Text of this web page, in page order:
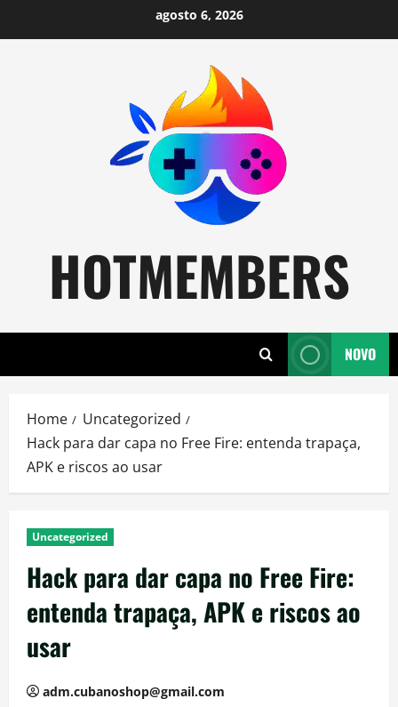
to
agosto 6, 2026
HOTMEMBERS
NOVO
Home
Uncategorized
Hack para dar capa no Free Fire: entenda trapaça,
APK e riscos ao usar
Uncategorized
Hack para dar capa no Free Fire:
entenda trapaça, APK e riscos ao
usar
adm.cubanoshop@gmail.com